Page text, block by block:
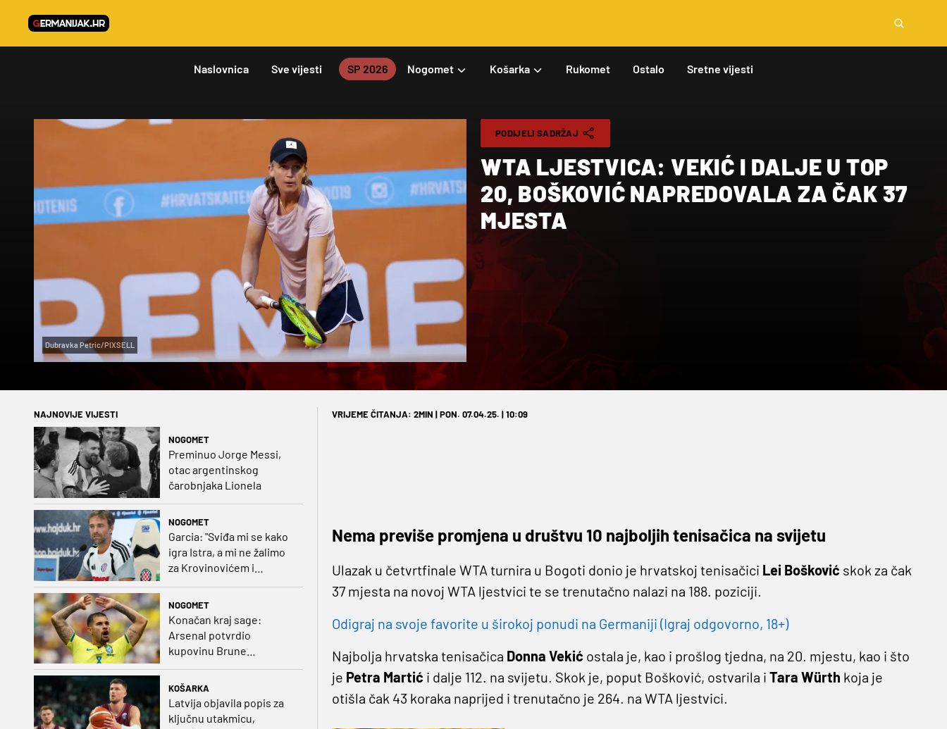
Naslovnica Sve vijesti SP 2026 Nogomet Košarka Rukomet Ostalo Sretne vijesti
Dubravka Petric/PIXSELL
PODIJELI SADRŽAJ
WTA LJESTVICA: VEKIĆ I DALJE U TOP
20, BOŠKOVIĆ NAPREDOVALA ZA ČAK 37
MJESTA
NAJNOVIJE VIJESTI
NOGOMET
Preminuo Jorge Messi,
otac argentinskog
čarobnjaka Lionela
NOGOMET
Garcia: "Sviđa mi se kako
igra Istra, a mi ne žalimo
za Krovinovićem i
NOGOMET
Konačan kraj sage:
Arsenal potvrdio
kupovinu Brune
Guimaraesa
KOŠARKA
Latvija objavila popis za
ključnu utakmicu,
VRIJEME ČITANJA: 2MIN | PON. 07.04.25. | 10:09
Nema previše promjena u društvu 10 najboljih tenisačica na svijetu
Ulazak u četvrtfinale WTA turnira u Bogoti donio je hrvatskoj tenisačici Lei Bošković skok za čak
37 mjesta na novoj WTA ljestvici te se trenutačno nalazi na 188. poziciji.
Odigraj na svoje favorite u širokoj ponudi na Germaniji (Igraj odgovorno, 18+)
Najbolja hrvatska tenisačica Donna Vekić ostala je, kao i prošlog tjedna, na 20. mjestu, kao i što
je Petra Martić i dalje 112. na svijetu. Skok je, poput Bošković, ostvarila i Tara Würth koja je
otišla čak 43 koraka naprijed i trenutačno je 264. na WTA ljestvici.